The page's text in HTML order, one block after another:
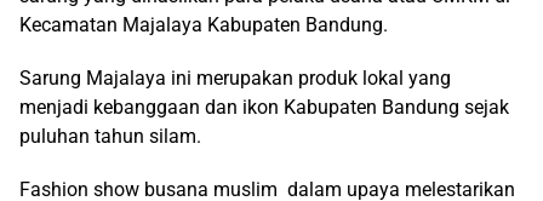
Kecamatan Majalaya Kabupaten Bandung.
Sarung Majalaya ini merupakan produk lokal yang
menjadi kebanggaan dan ikon Kabupaten Bandung sejak
puluhan tahun silam.
Fashion show busana muslim dalam upaya melestarikan